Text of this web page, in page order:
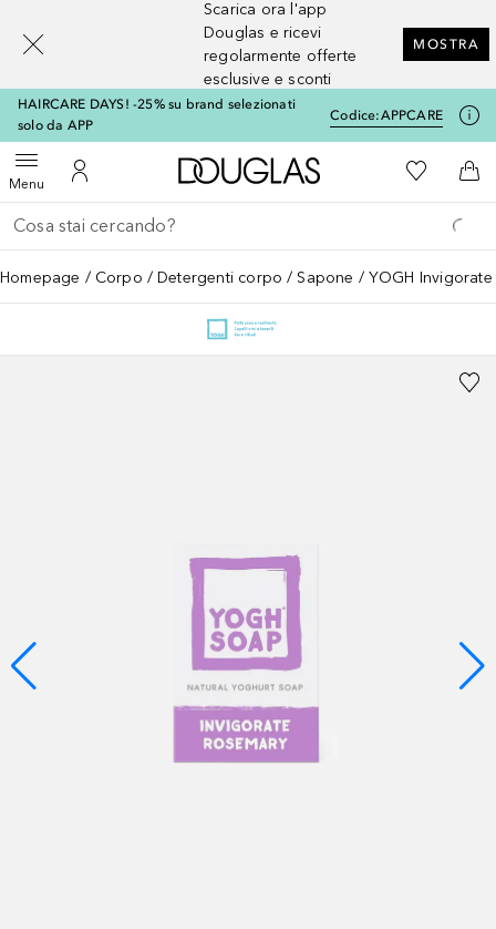
Scarica ora l'app
Douglas e ricevi
regolarmente offerte
esclusive e sconti
MOSTRA
HAIRCARE DAYS! -25% su brand selezionati
solo da APP
Codice:APPCARE
MenuApri menuAl Mio Account
A Douglas HomeAlla Mia
Al
Torna indietro
Esegui ricerca
Homepage Corpo Detergenti corpo Sapone YOGH
[navigation.slideout.screenreader]